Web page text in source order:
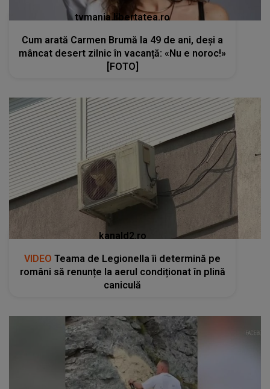
tvmania.libertatea.ro
Cum arată Carmen Brumă la 49 de ani, deși a
mâncat desert zilnic în vacanță: «Nu e noroc!»
[FOTO]
kanald2.ro
VIDEO Teama de Legionella îi determină pe
români să renunțe la aerul condiționat în plină
caniculă